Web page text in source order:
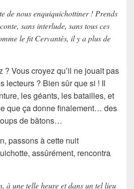
de nous enquiquichottiner ! Prends
sans interlude, sans tous ces
le fit Cervantès, il y a plus de
? Vous croyez qu’il ne jouait pas
lecteurs ? Bien sûr que si ! Il
les géants, les batailles, et
que ça donne finalement… des
de bâtons…
passons à cette nuit
, assûrément, rencontra
à une telle heure et dans un tel lieu